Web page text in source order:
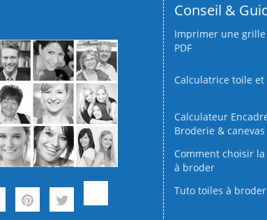
Conseil &
Imprimer une
PDF
Calculatrice toile
Calculateur
Broderie & canevas
Comment choisir
à broder
Tuto toiles à broder